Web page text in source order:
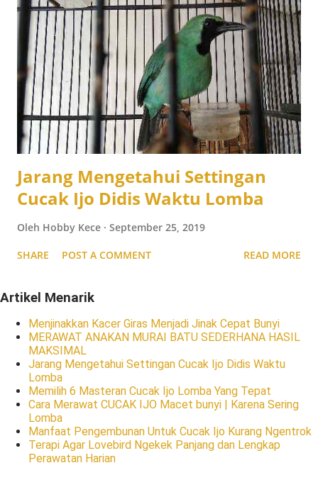
Jarang Mengetahui Settingan
Cucak Ijo Didis Waktu Lomba
Oleh Hobby Kece September 25, 2019
SHARE POST A COMMENT READ MORE
Artikel Menarik
Menjinakkan Kacer Giras Menjadi Jinak Cepat Bunyi
MERAWAT ANAKAN MURAI BATU SEDERHANA HASIL
MAKSIMAL
Jarang Mengetahui Settingan Cucak Ijo Didis Waktu
Lomba
Memilih 6 Masteran Cucak Ijo Lomba Yang Tepat
Cara Merawat CUCAK IJO Macet bunyi | Karena Sering
Lomba
Manfaat Pengembunan Untuk Cucak Ijo Kurang Ngentrok
Terapi Agar Lovebird Ngekek Panjang dan Lengkap
Perawatan Harian